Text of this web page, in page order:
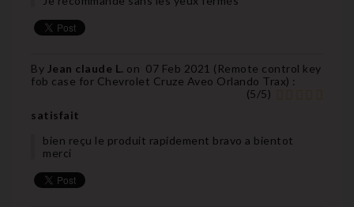
By Jean claude L. on 07 Feb 2021 ( Remote control key
fob case for Chevrolet Cruze Aveo Orlando Trax) :
(5/5)
satisfait
bien reçu le produit rapidement bravo a bientot
merci